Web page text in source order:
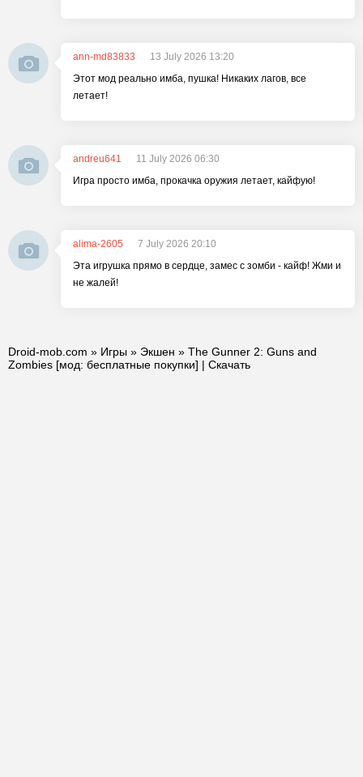
ann-md83833
13 July 2026 13:20
Этот мод реально имба, пушка! Никаких лагов, все
летает!
andreu641
11 July 2026 06:30
Игра просто имба, прокачка оружия летает, кайфую!
alima-2605
7 July 2026 20:10
Эта игрушка прямо в сердце, замес с зомби - кайф! Жми и
не жалей!
Droid-mob.com » Игры » Экшен » The Gunner 2: Guns and
Zombies [мод: бесплатные покупки] | Скачать